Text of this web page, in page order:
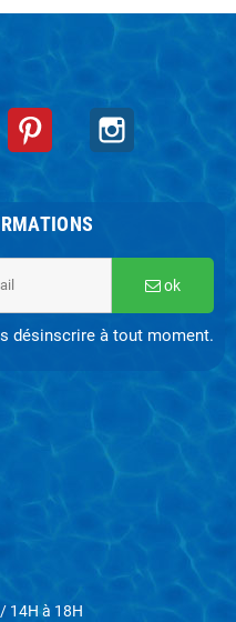
Pinterest Instagram
ok
désinscrire à tout moment.
14H à 18H